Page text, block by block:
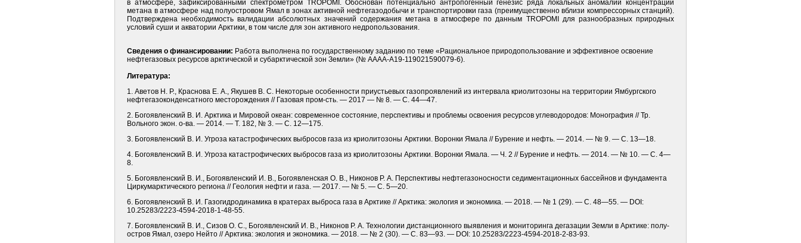
в атмосфере, зафиксированными спектрометром TROPOMI. Обоснован потенциально антропогенный генезис ряда локальных аномалий концентрации
метана в атмосфере над полуостровом Ямал в зонах активной нефтегазодобычи и транспортировки газа (преимущественно вблизи компрессорных станций).
Подтверждена необходимость валидации абсолютных значений содержания метана в атмосфере по данным TROPOMI для разнообразных природных
условий суши и акватории Арктики, в том числе для зон активного недропользования.
Сведения о финансировании: Работа выполнена по государственному заданию по теме «Рациональное природопользование и эффективное освоение
нефтегазовых ресурсов арк­тической и субарктической зон Земли» (№ АААА-А19-119021590079-6).
Литература:
1. Аветов Н. Р., Краснова Е. А., Якушев В. С. Некоторые особенности приустьевых газопроявлений из интервала криолитозоны на территории Ямбургского
нефтегазоконденсатного месторождения // Газовая пром-сть. — 2017 — № 8. — С. 44—47.
2. Богоявленский В. И. Арктика и Мировой океан: современное состояние, перспективы и проблемы освоения ресурсов углеводородов: Монография // Тр.
Вольного экон. о-ва. — 2014. — Т. 182, № 3. — С. 12—175.
3. Богоявленский В. И. Угроза катастрофических выбросов газа из криолитозоны Арктики. Воронки Ямала // Бурение и нефть. — 2014. — № 9. — С. 13—18.
4. Богоявленский В. И. Угроза катастрофических выбросов газа из криолитозоны Арктики. Воронки Ямала. — Ч. 2 // Бурение и нефть. — 2014. — № 10. — С. 4—
8.
5. Богоявленский В. И., Богоявленский И. В., Богоявленская О. В., Никонов Р. А. Перспективы нефтегазоносности седиментационных бассейнов и фундамента
Циркумарктического региона // Геология нефти и газа. — 2017. — № 5. — С. 5—20.
6. Богоявленский В. И. Газогидродинамика в кратерах выброса газа в Арктике // Арктика: экология и экономика. — 2018. — № 1 (29). — С. 48—55. — DOI:
10.25283/2223-4594-2018-1-48-55.
7. Богоявленский В. И., Сизов О. С., Богоявленский И. В., Никонов Р. А. Технологии дистанционного выявления и мониторинга дегазации Земли в Арктике: полу­
остров Ямал, озеро Нейто // Арктика: экология и экономика. — 2018. — № 2 (30). — С. 83—93. — DOI: 10.25283/2223-4594-2018-2-83-93.